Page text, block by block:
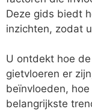
Deze gids biedt
inzichten, zodat
U ontdekt hoe
gietvloeren er
beïnvloeden,
belangrijkste